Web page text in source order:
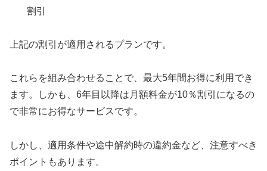
割引
上記の割引が適用されるプランです。
これらを組み合わせることで、最大5年間お得に利用でき
ます。しかも、6年目以降は月額料金が10％割引になるの
で非常にお得なサービスです。
しかし、適用条件や途中解約時の違約金など、注意すべき
ポイントもあります。